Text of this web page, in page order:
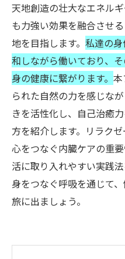
天地創造の壮大なエネル
も力強い効果を融合させ
地を目指します。 私達の
和しながら働いており、
身の健康に繋がります。
られた自然の力を感じな
きを活性化し、自己治癒
方を紹介します。リラク
心をつなぐ内臓ケアの重
活に取り入れやすい実践
身をつなぐ呼吸を通じて
旅に出ましょう。